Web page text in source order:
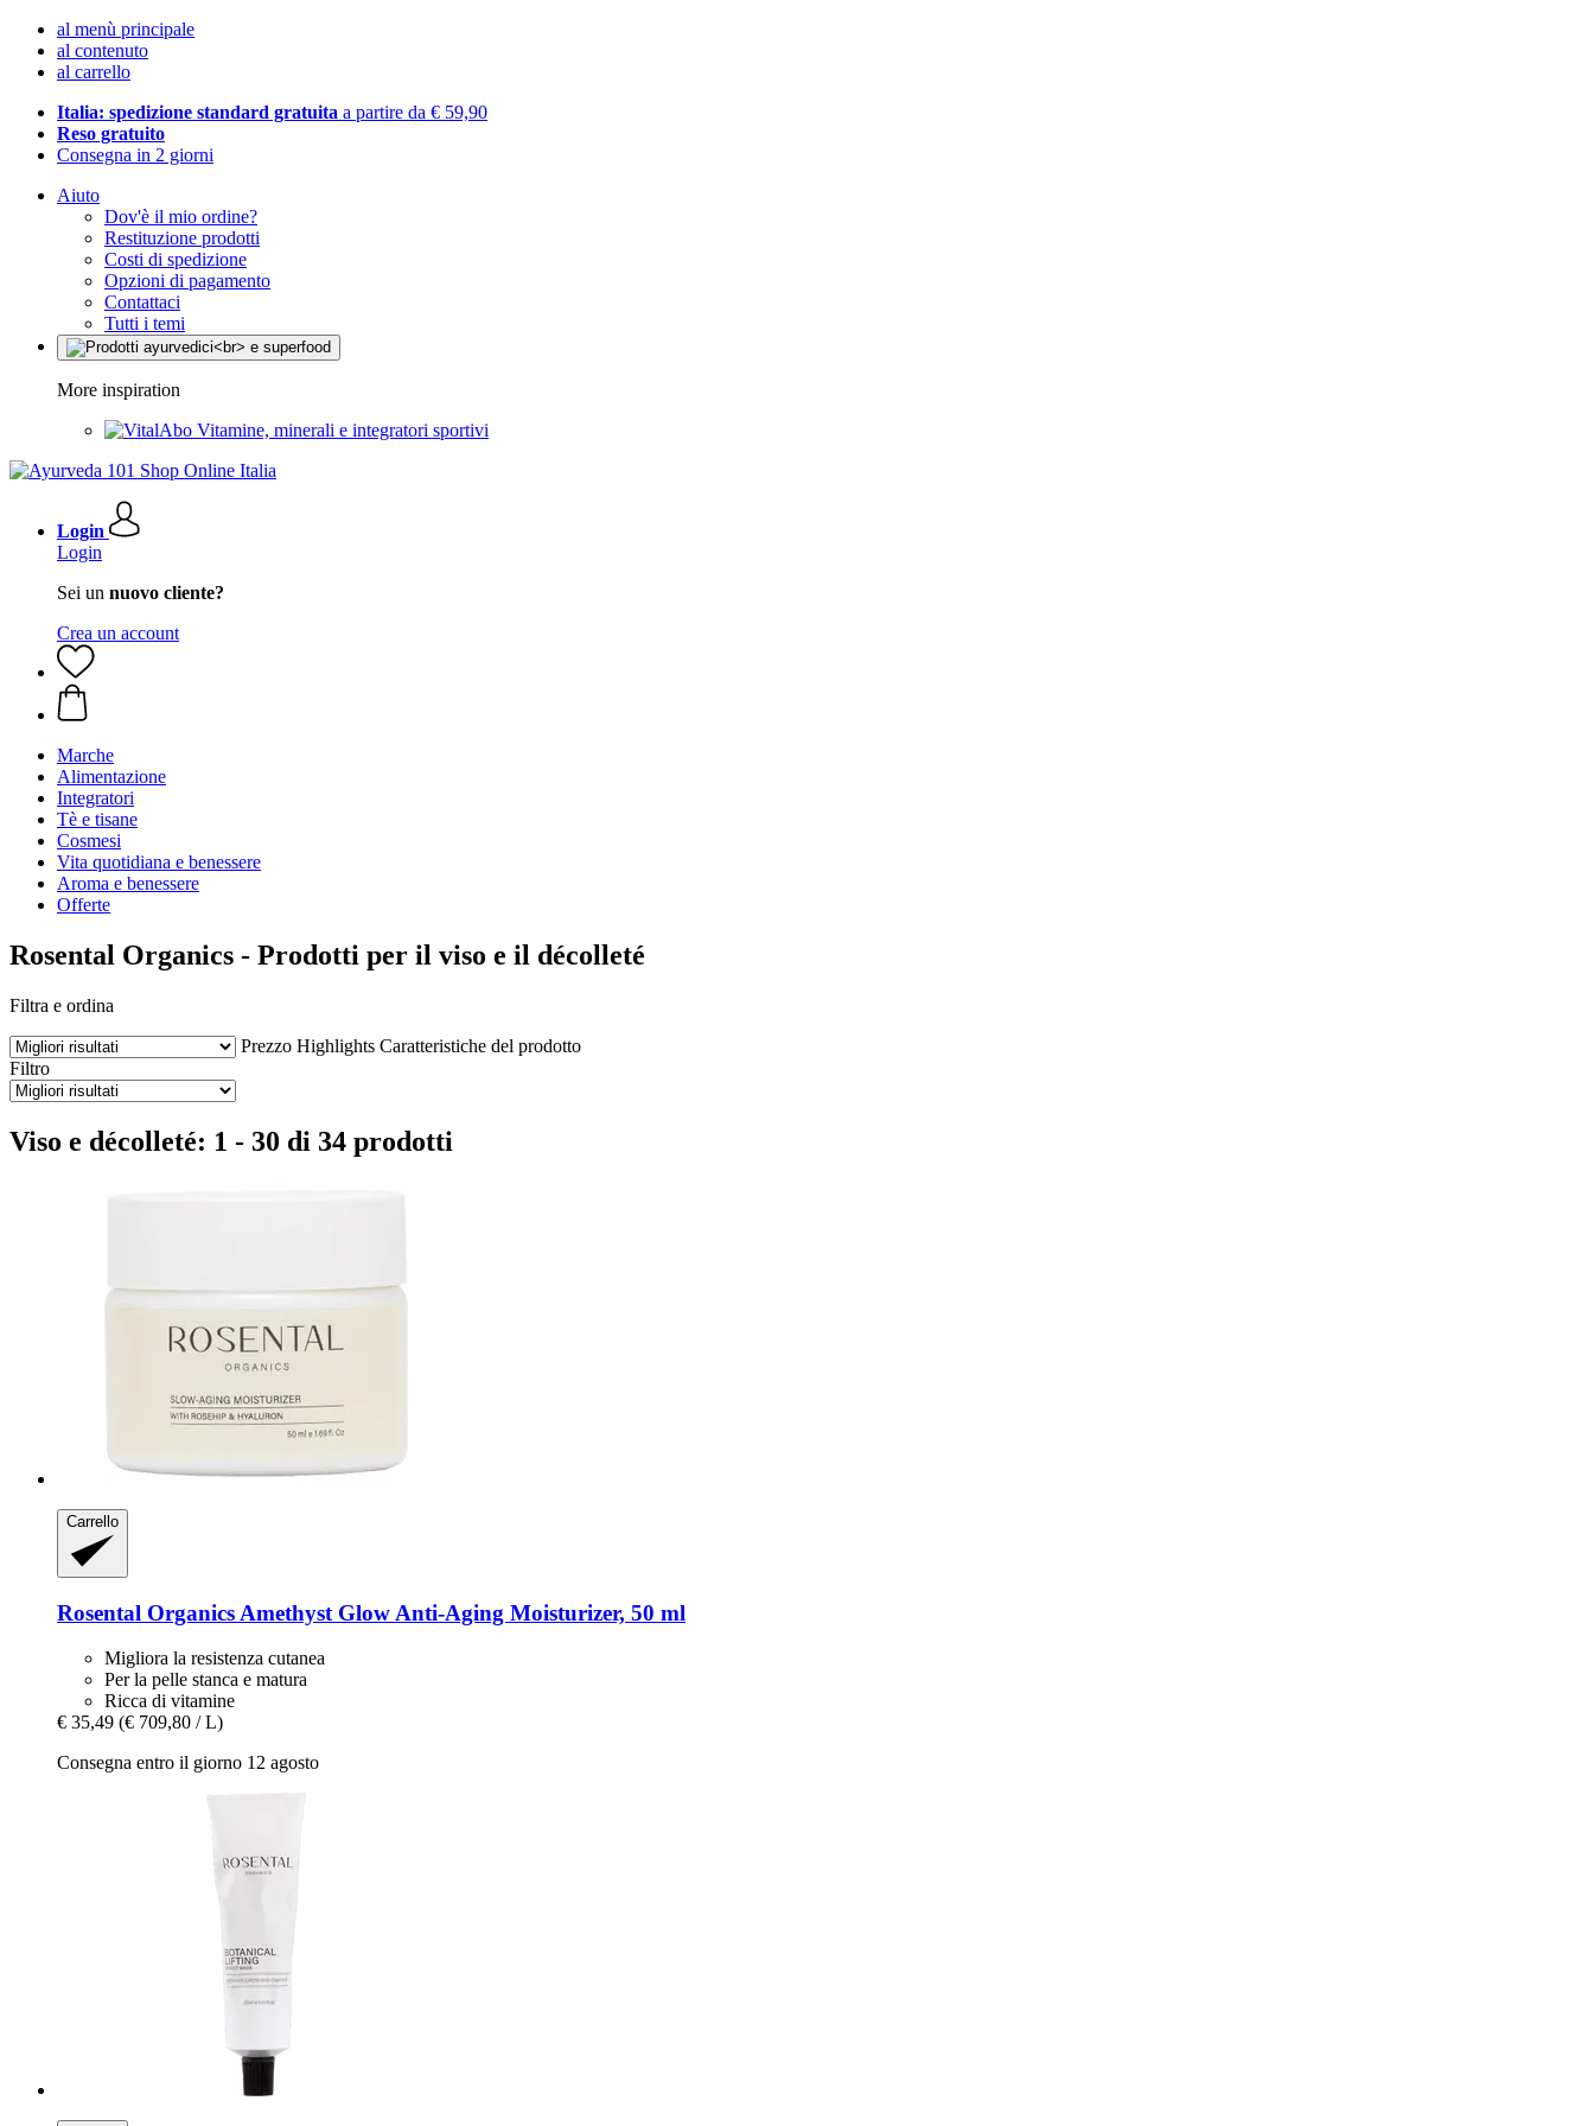
al menù principale
al contenuto
al carrello
Italia: spedizione standard gratuita a partire da € 59,90
Reso gratuito
Consegna in 2 giorni
Aiuto
Dov'è il mio ordine?
Restituzione prodotti
Costi di spedizione
Opzioni di pagamento
Contattaci
Tutti i temi
More inspiration
Vitamine, minerali e integratori sportivi
Login
Login
Sei un nuovo cliente?
Crea un account
Marche
Alimentazione
Integratori
Tè e tisane
Cosmesi
Vita quotidiana e benessere
Aroma e benessere
Offerte
Rosental Organics - Prodotti per il viso e il décolleté
Filtra e ordina
Prezzo Highlights Caratteristiche del prodotto
Filtro
Viso e décolleté: 1 - 30 di 34 prodotti
Carrello
Rosental Organics Amethyst Glow Anti-​Aging Moisturizer, 50 ml
Migliora la resistenza cutanea
Per la pelle stanca e matura
Ricca di vitamine
€ 35,49 (€ 709,80 / L)
Consegna entro il giorno 12 agosto